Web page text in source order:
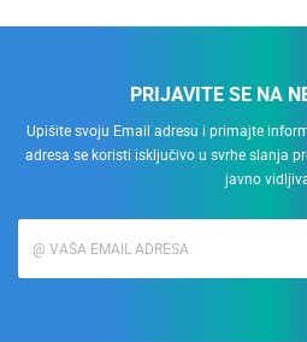
PRIJAVITE SE NA
Upišite svoju Email adresu i primajte
adresa se koristi isključivo u svrhe slanja
javno